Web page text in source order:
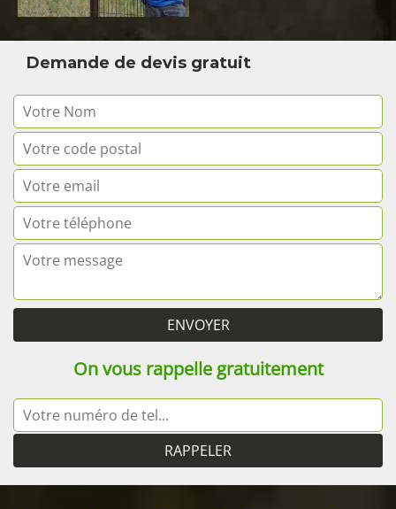
Demande de devis gratuit
On vous rappelle gratuitement